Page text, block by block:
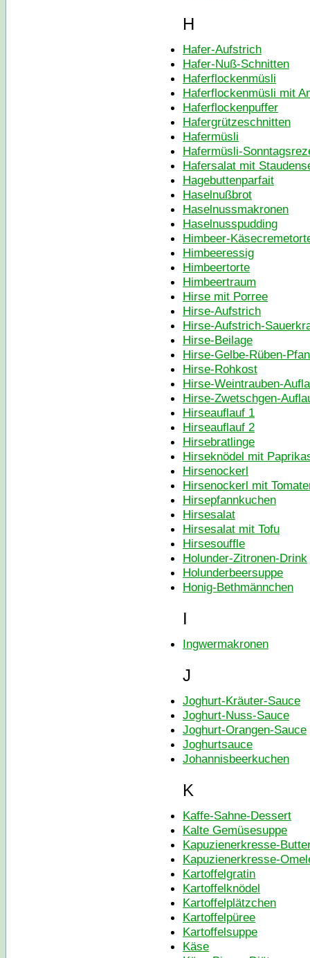
H
Hafer-Aufstrich
Hafer-Nuß-Schnitten
Haferflockenmüsli
Haferflockenmüsli mit
Haferflockenpuffer
Hafergrützeschnitten
Hafermüsli
Hafermüsli-
Hafersalat mit
Hagebuttenparfait
Haselnußbrot
Haselnussmakronen
Haselnusspudding
Himbeer-
Himbeeressig
Himbeertorte
Himbeertraum
Hirse mit Porree
Hirse-Aufstrich
Hirse-Aufstrich-
Hirse-Beilage
Hirse-Gelbe-Rüben-
Hirse-Rohkost
Hirse-Weintrauben-
Hirse-Zwetschgen-
Hirseauflauf 1
Hirseauflauf 2
Hirsebratlinge
Hirseknödel mit
Hirsenockerl
Hirsenockerl mit
Hirsepfannkuchen
Hirsesalat
Hirsesalat mit Tofu
Hirsesouffle
Holunder-Zitronen-Drink
Holunderbeersuppe
Honig-Bethmännchen
I
Ingwermakronen
J
Joghurt-Kräuter-Sauce
Joghurt-Nuss-Sauce
Joghurt-Orangen-Sauce
Joghurtsauce
Johannisbeerkuchen
K
Kaffe-Sahne-Dessert
Kalte Gemüsesuppe
Kapuzienerkresse-
Kapuzienerkresse-
Kartoffelgratin
Kartoffelknödel
Kartoffelplätzchen
Kartoffelpüree
Kartoffelsuppe
Käse